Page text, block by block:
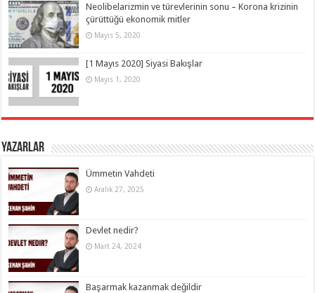
Neolibelarizmin ve türevlerinin sonu – Korona krizinin
çürüttüğü ekonomik mitler
Mayıs 5, 2020
[1 Mayıs 2020] Siyasi Bakışlar
Mayıs 1, 2020
Yazarlar
Ümmetin Vahdeti
Aralık 27, 2025
Devlet nedir?
Mart 24, 2024
Başarmak kazanmak değildir